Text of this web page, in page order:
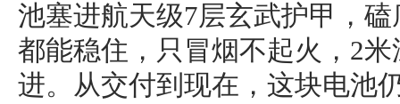
池塞进航天级7层玄武护甲，
都能稳住，只冒烟不起火，2
进。从交付到现在，这块电池